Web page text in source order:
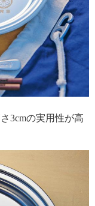
3cmの実用性が高